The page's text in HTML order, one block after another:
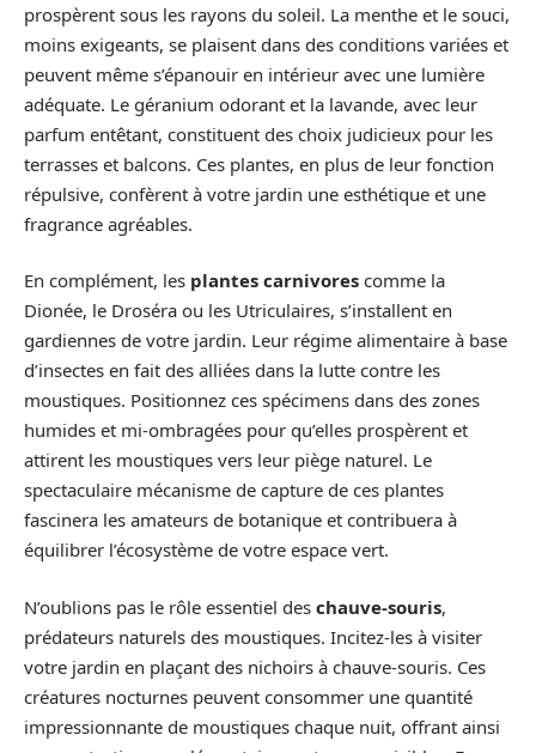
prospèrent sous les rayons du soleil. La menthe et le souci,
moins exigeants, se plaisent dans des conditions variées et
peuvent même s’épanouir en intérieur avec une lumière
adéquate. Le géranium odorant et la lavande, avec leur
parfum entêtant, constituent des choix judicieux pour les
terrasses et balcons. Ces plantes, en plus de leur fonction
répulsive, confèrent à votre jardin une esthétique et une
fragrance agréables.
En complément, les plantes carnivores comme la
Dionée, le Droséra ou les Utriculaires, s’installent en
gardiennes de votre jardin. Leur régime alimentaire à base
d’insectes en fait des alliées dans la lutte contre les
moustiques. Positionnez ces spécimens dans des zones
humides et mi-ombragées pour qu’elles prospèrent et
attirent les moustiques vers leur piège naturel. Le
spectaculaire mécanisme de capture de ces plantes
fascinera les amateurs de botanique et contribuera à
équilibrer l’écosystème de votre espace vert.
N’oublions pas le rôle essentiel des chauve-souris,
prédateurs naturels des moustiques. Incitez-les à visiter
votre jardin en plaçant des nichoirs à chauve-souris. Ces
créatures nocturnes peuvent consommer une quantité
impressionnante de moustiques chaque nuit, offrant ainsi